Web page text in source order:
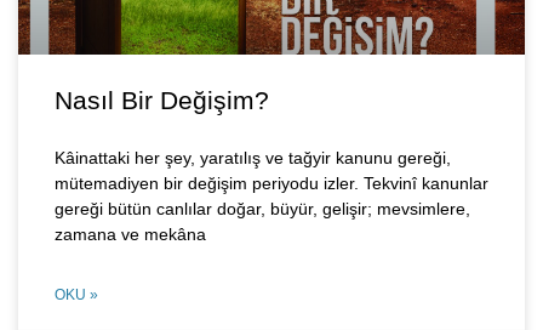
Nasıl Bir Değişim?
Kâinattaki her şey, yaratılış ve tağyir kanunu gereği,
mütemadiyen bir değişim periyodu izler. Tekvinî kanunlar
gereği bütün canlılar doğar, büyür, gelişir; mevsimlere,
zamana ve mekâna
OKU »